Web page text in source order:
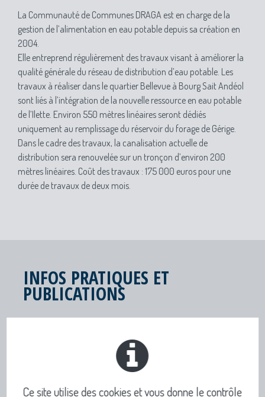
La Communauté de Communes DRAGA est en charge de la
gestion de l’alimentation en eau potable depuis sa création en
2004.
Elle entreprend régulièrement des travaux visant à améliorer la
qualité générale du réseau de distribution d’eau potable. Les
travaux à réaliser dans le quartier Bellevue à Bourg Sait Andéol
sont liés à l’intégration de la nouvelle ressource en eau potable
de l’Ilette. Environ 550 mètres linéaires seront dédiés
uniquement au remplissage du réservoir du forage de Gérige.
Dans le cadre des travaux, la canalisation actuelle de
distribution sera renouvelée sur un tronçon d’environ 200
mètres linéaires. Coût des travaux : 175 000 euros pour une
durée de travaux de deux mois.
INFOS PRATIQUES ET
PUBLICATIONS
TOUTE L’INFO DRAGA
Lettres d'infos - Newsletters
Ce site utilise des cookies et vous donne le contrôle